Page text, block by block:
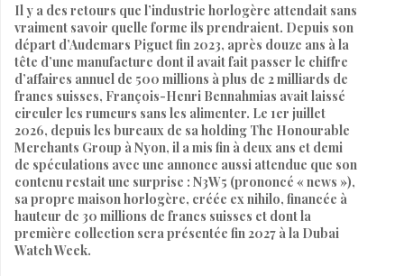
Il y a des retours que l’industrie horlogère attendait sans
vraiment savoir quelle forme ils prendraient. Depuis son
départ d’Audemars Piguet fin 2023, après douze ans à la
tête d’une manufacture dont il avait fait passer le chiffre
d’affaires annuel de 500 millions à plus de 2 milliards de
francs suisses, François-Henri Bennahmias avait laissé
circuler les rumeurs sans les alimenter. Le 1er juillet
2026, depuis les bureaux de sa holding The Honourable
Merchants Group à Nyon, il a mis fin à deux ans et demi
de spéculations avec une annonce aussi attendue que son
contenu restait une surprise : N3W5 (prononcé « news »),
sa propre maison horlogère, créée ex nihilo, financée à
hauteur de 30 millions de francs suisses et dont la
première collection sera présentée fin 2027 à la Dubai
Watch Week.